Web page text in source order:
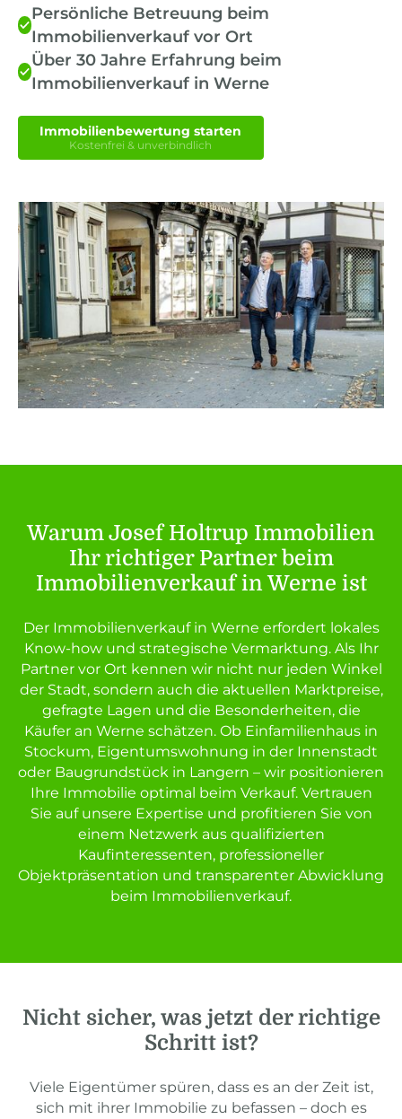
Persönliche Betreuung beim
Immobilienverkauf vor Ort
Über 30 Jahre Erfahrung beim
Immobilienverkauf in Werne
Immobilienbewertung starten
Kostenfrei & unverbindlich
Warum Josef Holtrup Immobilien
Ihr richtiger Partner beim
Immobilienverkauf in Werne ist
Der Immobilienverkauf in Werne erfordert lokales
Know-how und strategische Vermarktung. Als Ihr
Partner vor Ort kennen wir nicht nur jeden Winkel
der Stadt, sondern auch die aktuellen Marktpreise,
gefragte Lagen und die Besonderheiten, die
Käufer an Werne schätzen. Ob Einfamilienhaus in
Stockum, Eigentumswohnung in der Innenstadt
oder Baugrundstück in Langern – wir positionieren
Ihre Immobilie optimal beim Verkauf. Vertrauen
Sie auf unsere Expertise und profitieren Sie von
einem Netzwerk aus qualifizierten
Kaufinteressenten, professioneller
Objektpräsentation und transparenter Abwicklung
beim Immobilienverkauf.
Nicht sicher, was jetzt der richtige
Schritt ist?
Viele Eigentümer spüren, dass es an der Zeit ist,
sich mit ihrer Immobilie zu befassen – doch es